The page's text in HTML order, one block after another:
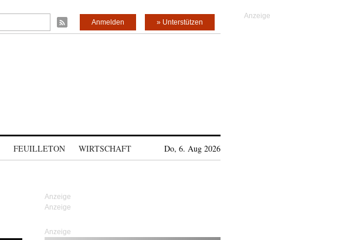
» Unterstützen
Anmelden
FEUILLETON WIRTSCHAFT Do, 6. Aug 2026
Anzeige